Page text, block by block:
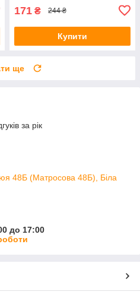
171 ₴ 244 ₴
Купити
ще
за рік
48Б (Матросова 48Б), Біла
до 17:00